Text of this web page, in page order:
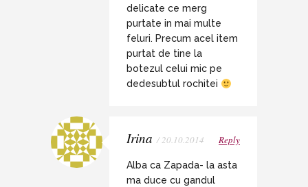
delicate ce merg
purtate in mai multe
feluri. Precum acel item
purtat de tine la
botezul celui mic pe
dedesubtul rochitei
Irina / 20.10.2014 Reply
Alba ca Zapada- la asta
ma duce cu gandul